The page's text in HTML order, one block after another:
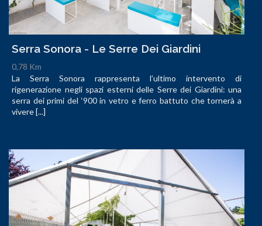
Serra Sonora - Le Serre Dei Giardini
0,78 Km
La Serra Sonora rappresenta l’ultimo intervento di
rigenerazione negli spazi esterni delle Serre dei Giardini: una
serra dei primi del ‘900 in vetro e ferro battuto che tornerà a
vivere [...]